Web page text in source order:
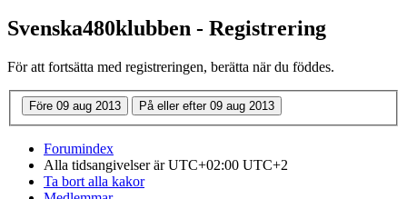
Svenska480klubben - Registrering
För att fortsätta med registreringen, berätta när du föddes.
Forumindex
Alla tidsangivelser är UTC+02:00 UTC+2
Ta bort alla kakor